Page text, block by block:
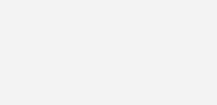
versorgten Flächen, nicht auf das
kann der Nachweis alternativ
(zum Beispiel mindestens 30 Prozent der
versorgenden Gebäudeteils) geführt werden."